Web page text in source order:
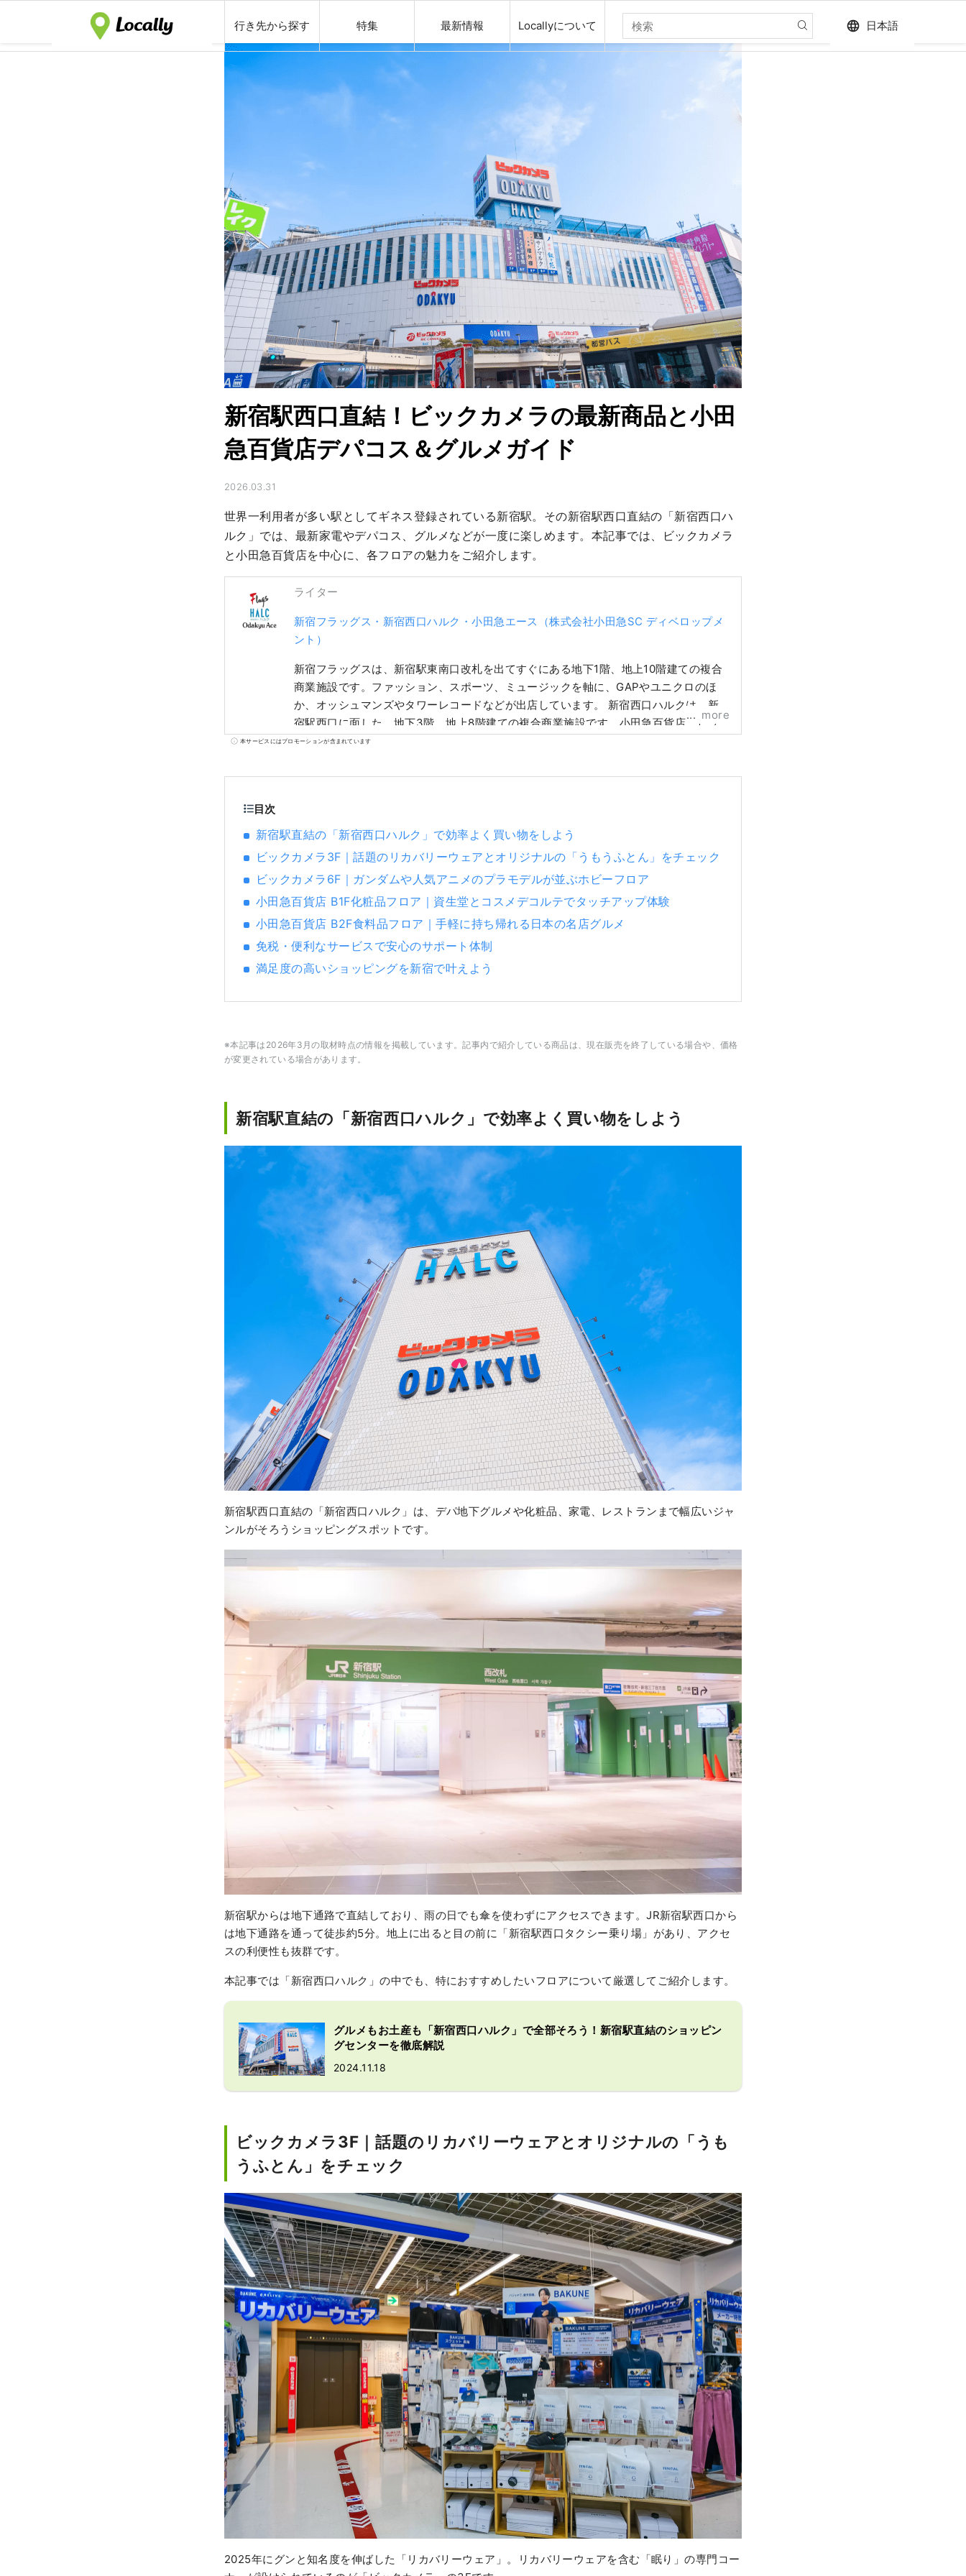
行き先から探す 特集 最新情報 Locallyについて language 日本語
新宿駅西口直結！ビックカメラの最新商品と小田
急百貨店デパコス＆グルメガイド
2026.03.31
世界一利用者が多い駅としてギネス登録されている新宿駅。その新宿駅西口直結の「新宿西口ハ
ルク」では、最新家電やデパコス、グルメなどが一度に楽しめます。本記事では、ビックカメラ
と小田急百貨店を中心に、各フロアの魅力をご紹介します。
ライター
新宿フラッグス・新宿西口ハルク・小田急エース（株式会社小田急SC ディベロップメ
ント）
新宿フラッグスは、新宿駅東南口改札を出てすぐにある地下1階、地上10階建ての複合
商業施設です。ファッション、スポーツ、ミュージックを軸に、GAPやユニクロのほ
か、オッシュマンズやタワーレコードなどが出店しています。 新宿西口ハルクは、新
宿駅西口に面した、地下3階、地上8階建ての複合商業施設です。小田急百貨店、ビッ
クカメラや、レストラン、サービス施設などから構成し、毎日を自分らしく楽しむ人た
た商業施設です。飲食・物販店が」軒を連ねており、雨に濡れずにお買い物や、気軽な
more
本サービスにはプロモーションが含まれています
目次
新宿駅直結の「新宿西口ハルク」で効率よく買い物をしよう
ビックカメラ3F｜話題のリカバリーウェアとオリジナルの「うもうふとん」をチェック
ビックカメラ6F｜ガンダムや人気アニメのプラモデルが並ぶホビーフロア
小田急百貨店 B1F化粧品フロア｜資生堂とコスメデコルテでタッチアップ体験
小田急百貨店 B2F食料品フロア｜手軽に持ち帰れる日本の名店グルメ
免税・便利なサービスで安心のサポート体制
満足度の高いショッピングを新宿で叶えよう
※本記事は2026年3月の取材時点の情報を掲載しています。記事内で紹介している商品は、現在販売を終了している場合や、価格
が変更されている場合があります。
新宿駅直結の「新宿西口ハルク」で効率よく買い物をしよう
新宿駅西口直結の「新宿西口ハルク」は、デパ地下グルメや化粧品、家電、レストランまで幅広いジャ
ンルがそろうショッピングスポットです。
新宿駅からは地下通路で直結しており、雨の日でも傘を使わずにアクセスできます。JR新宿駅西口から
は地下通路を通って徒歩約5分。地上に出ると目の前に「新宿駅西口タクシー乗り場」があり、アクセ
スの利便性も抜群です。
本記事では「新宿西口ハルク」の中でも、特におすすめしたいフロアについて厳選してご紹介します。
グルメもお土産も「新宿西口ハルク」で全部そろう！新宿駅直結のショッピン
グセンターを徹底解説
2024.11.18
ビックカメラ3F｜話題のリカバリーウェアとオリジナルの「うも
うふとん」をチェック
2025年にグンと知名度を伸ばした「リカバリーウェア」。リカバリーウェアを含む「眠り」の専門コー